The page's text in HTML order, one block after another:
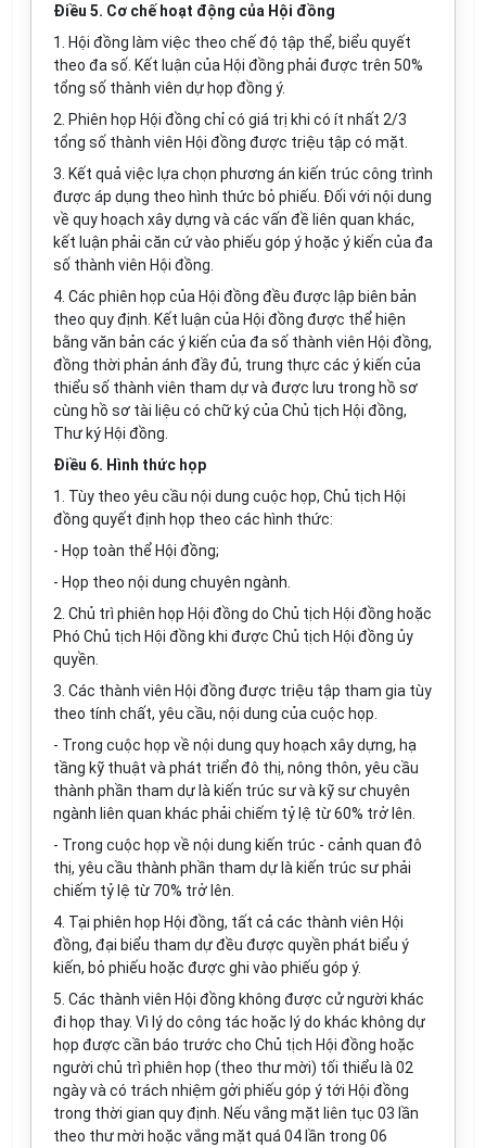
Điều 5. Cơ chế hoạt động của Hội đồng
1. Hội đồng làm việc theo chế độ tập thể, biểu quyết
theo đa số. Kết luận của Hội đồng phải được trên 50%
tổng số thành viên dự họp đồng ý.
2. Phiên họp Hội đồng chỉ có giá trị khi có ít nhất 2/3
tổng số thành viên Hội đồng được triệu tập có mặt.
3. Kết quả việc lựa chọn phương án kiến trúc công trình
được áp dụng theo hình thức bỏ phiếu. Đối với nội dung
về quy hoạch xây dựng và các vấn đề liên quan khác,
kết luận phải căn cứ vào phiếu góp ý hoặc ý kiến của đa
số thành viên Hội đồng.
4. Các phiên họp của Hội đồng đều được lập biên bản
theo quy định. Kết luận của Hội đồng được thể hiện
bằng văn bản các ý kiến của đa số thành viên Hội đồng,
đồng thời phản ánh đầy đủ, trung thực các ý kiến của
thiểu số thành viên tham dự và được lưu trong hồ sơ
cùng hồ sơ tài liệu có chữ ký của Chủ tịch Hội đồng,
Thư ký Hội đồng.
Điều 6. Hình thức họp
1. Tùy theo yêu cầu nội dung cuộc họp, Chủ tịch Hội
đồng quyết định họp theo các hình thức:
- Họp toàn thể Hội đồng;
- Họp theo nội dung chuyên ngành.
2. Chủ trì phiên họp Hội đồng do Chủ tịch Hội đồng hoặc
Phó Chủ tịch Hội đồng khi được Chủ tịch Hội đồng ủy
quyền.
3. Các thành viên Hội đồng được triệu tập tham gia tùy
theo tính chất, yêu cầu, nội dung của cuộc họp.
- Trong cuộc họp về nội dung quy hoạch xây dựng, hạ
tầng kỹ thuật và phát triển đô thị, nông thôn, yêu cầu
thành phần tham dự là kiến trúc sư và kỹ sư chuyên
ngành liên quan khác phải chiếm tỷ lệ từ 60% trở lên.
- Trong cuộc họp về nội dung kiến trúc - cảnh quan đô
thị, yêu cầu thành phần tham dự là kiến trúc sư phải
chiếm tỷ lệ từ 70% trở lên.
4. Tại phiên họp Hội đồng, tất cả các thành viên Hội
đồng, đại biểu tham dự đều được quyền phát biểu ý
kiến, bỏ phiếu hoặc được ghi vào phiếu góp ý.
5. Các thành viên Hội đồng không được cử người khác
đi họp thay. Vì lý do công tác hoặc lý do khác không dự
họp được cần báo trước cho Chủ tịch Hội đồng hoặc
người chủ trì phiên họp (theo thư mời) tối thiểu là 02
ngày và có trách nhiệm gởi phiếu góp ý tới Hội đồng
trong thời gian quy định. Nếu vắng mặt liên tục 03 lần
theo thư mời hoặc vắng mặt quá 04 lần trong 06